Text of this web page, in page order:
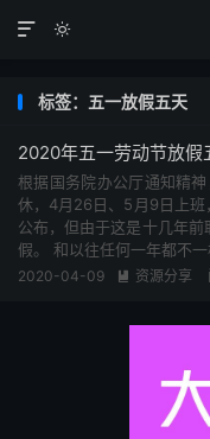


标签：五一放假五天
2020年五一劳动节放假
根据国务院办公厅通知精
休，4月26日、5月9日上班
公布，但由于这是十几年
假。 和以往任何一年都不
2020-04-09  资源分享